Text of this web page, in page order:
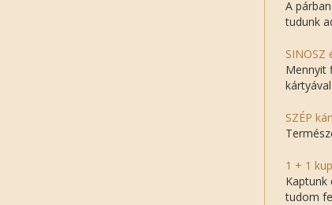
A
tudunk
SINOSZ
Mennyit
SZÉP
1 + 1
Kaptunk
tudom